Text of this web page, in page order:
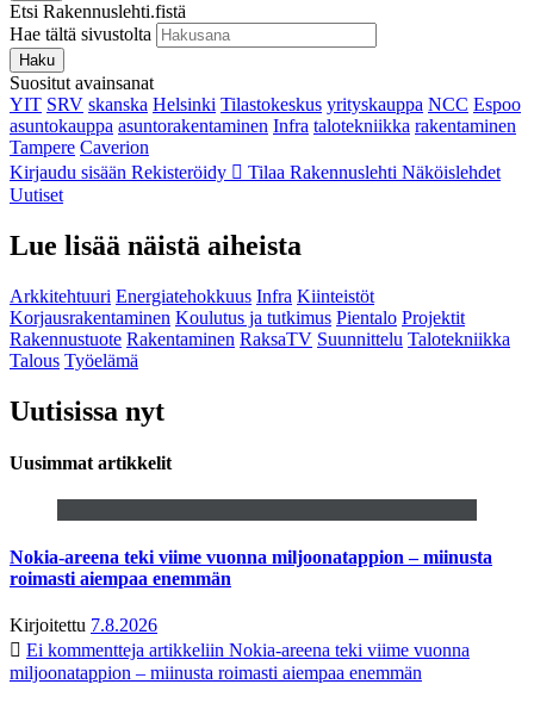
Etsi Rakennuslehti.fistä
Hae tältä sivustolta
Haku
Suositut avainsanat
YIT SRV skanska Helsinki Tilastokeskus yrityskauppa NCC Espoo
asuntokauppa asuntorakentaminen Infra talotekniikka rakentaminen
Tampere Caverion
Kirjaudu sisään Rekisteröidy Tilaa Rakennuslehti Näköislehdet
Uutiset
Lue lisää näistä aiheista
Arkkitehtuuri Energiatehokkuus Infra Kiinteistöt
Korjausrakentaminen Koulutus ja tutkimus Pientalo Projektit
Rakennustuote Rakentaminen RaksaTV Suunnittelu Talotekniikka
Talous Työelämä
Uutisissa nyt
Uusimmat artikkelit
Nokia-areena teki viime vuonna miljoonatappion – miinusta
roimasti aiempaa enemmän
Kirjoitettu 7.8.2026
Ei kommentteja artikkeliin Nokia-areena teki viime vuonna
miljoonatappion – miinusta roimasti aiempaa enemmän